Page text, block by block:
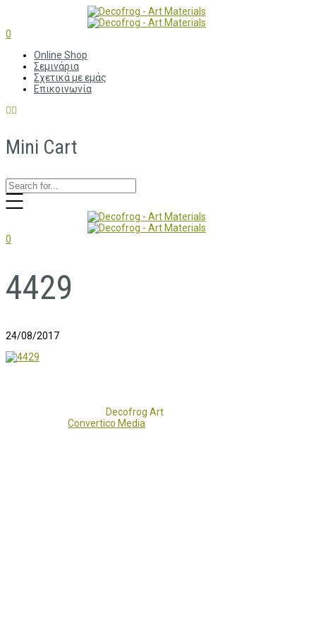
0
Online Shop
Σεμινάρια
Σχετικά με εμάς
Επικοινωνία
Mini Cart
0
4429
24/08/2017
Decofrog Art
Convertico Media